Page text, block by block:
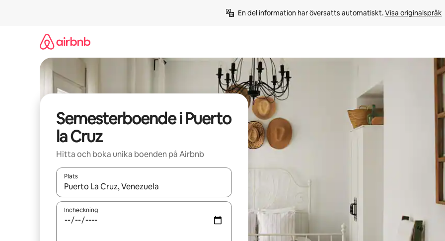
En del information har översatts automatiskt. Visa originalspråk
Semesterboende i Puerto
la Cruz
Hitta och boka unika boenden på Airbnb
Plats
När resultaten är tillgängliga kan du navigera med upp- och nedåtpilarna eller utforska genom att trycka eller svepa.
Incheckning